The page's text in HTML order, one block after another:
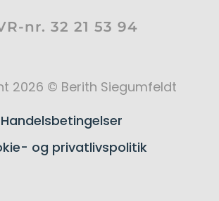
nr. 32 21 53 94
2026 © Berith Siegumfeldt
Handelsbetingelser
og privatlivspolitik